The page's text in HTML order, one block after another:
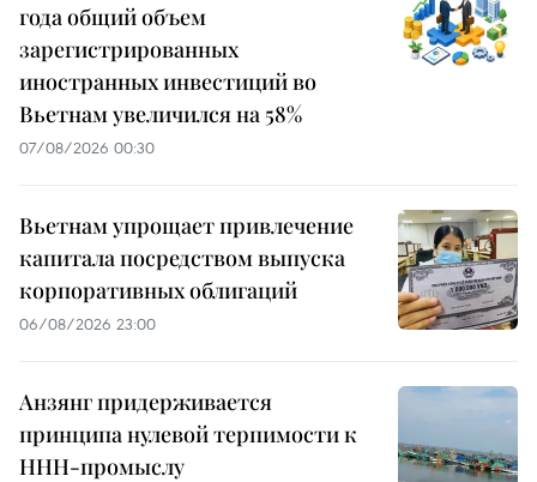
года общий объем
зарегистрированных
иностранных инвестиций во
Вьетнам увеличился на 58%
07/08/2026 00:30
Вьетнам упрощает привлечение
капитала посредством выпуска
корпоративных облигаций
06/08/2026 23:00
Анзянг придерживается
принципа нулевой терпимости к
ННН-промыслу